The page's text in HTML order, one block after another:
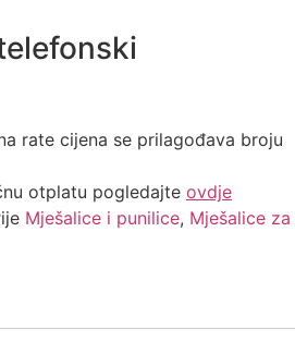
rate cijena se prilagođava broju
otplatu pogledajte ovdje
Mješalice i punilice, Mješalice za